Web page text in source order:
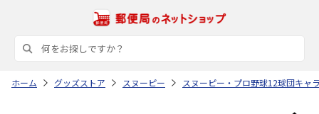
ホーム グッズストア スヌーピー スヌーピー・プロ野球12球団キャ